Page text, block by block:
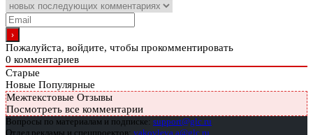
Пожалуйста, войдите, чтобы прокомментировать
0 комментариев
Старые
Новые Популярные
Межтекстовые Отзывы
Посмотреть все комментарии
Вопросы по материалам и подписке: support@glc.ru
Отдел рекламы и спецпроектов: yakovleva.a@glc.ru